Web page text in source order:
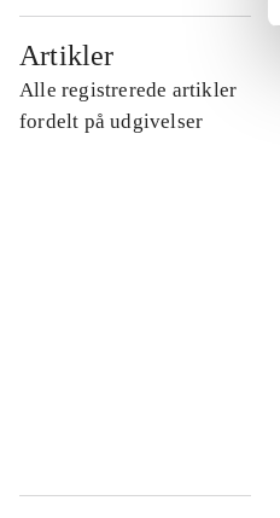
Artikler
Alle registrerede artikler
fordelt på udgivelser